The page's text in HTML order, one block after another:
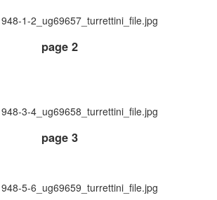
1-2_ug69657_turrettini_file.jpg
page 2
3-4_ug69658_turrettini_file.jpg
page 3
5-6_ug69659_turrettini_file.jpg